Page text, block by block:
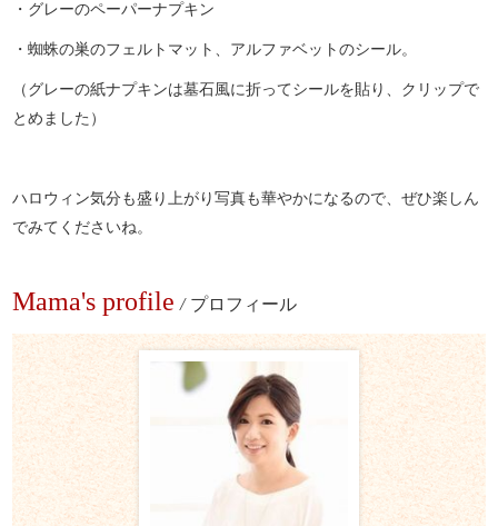
・グレーのペーパーナプキン
・蜘蛛の巣のフェルトマット、アルファベットのシール。
（グレーの紙ナプキンは墓石風に折ってシールを貼り、クリップで
とめました）
ハロウィン気分も盛り上がり写真も華やかになるので、ぜひ楽しん
でみてくださいね。
Mama's profile / プロフィール